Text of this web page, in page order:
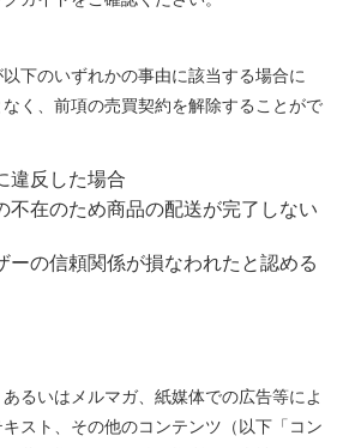
下のいずれかの事由に該当する場合に
く、前項の売買契約を解除することがで
違反した場合
不在のため商品の配送が完了しない
ーの信頼関係が損なわれたと認める
るいはメルマガ、紙媒体での広告等によ
スト、その他のコンテンツ（以下「コン